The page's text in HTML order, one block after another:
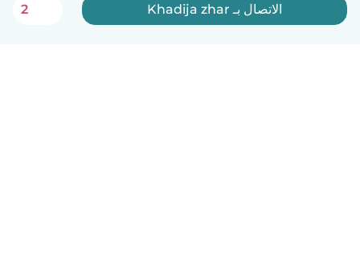
الاتصال بـ Khadija zhar 2